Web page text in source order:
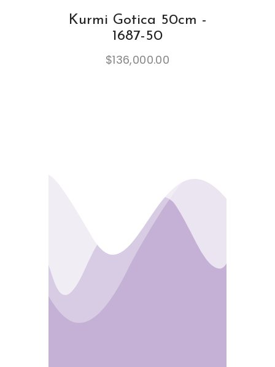
Kurmi Gotica 50cm -
1687-50
$136,000.00